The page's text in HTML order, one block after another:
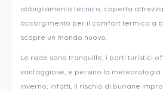
abbigliamento tecnico, coperta
accorgimento per il comfort termico a
scopre un mondo nuovo.
Le rade sono tranquille, i porti turistici
vantaggiose, e persino la meteorologia
inverno, infatti, il rischio di buriane